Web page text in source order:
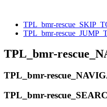
TPL_bmr-
TPL_bmr-
TPL_bmr-
TPL_bmr-
TPL_bmr-